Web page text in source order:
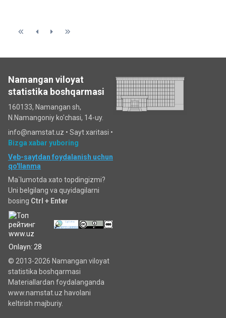
Namangan viloyat
statistika boshqarmasi
160133, Namangan sh,
N.Namangoniy ko'chasi, 14-uy.
info@namstat.uz • Sayt xaritasi •
Bizga xabar yuboring
Veb-saytdan foydalanish uchun
qo'llanma
Ma`lumotda xato topdingizmi?
Uni belgilang va quyidagilarni
bosing Ctrl + Enter
Onlayn: 28
© 2013-2026 Namangan viloyat
statistika boshqarmasi
Materiallardan foydalanganda
www.namstat.uz havolani
keltirish majburiy.